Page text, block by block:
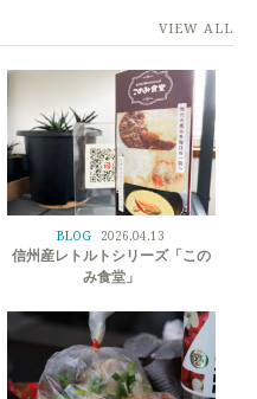
VIEW ALL
/img/not_dammy_works.png"/
>
BLOG 2026.04.13
信州産レトルトシリーズ「この
み食堂」